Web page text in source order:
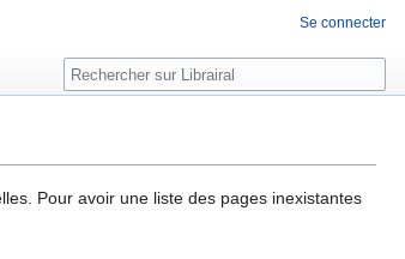
Pour avoir une liste des pages inexistantes
Se connecter
Rechercher